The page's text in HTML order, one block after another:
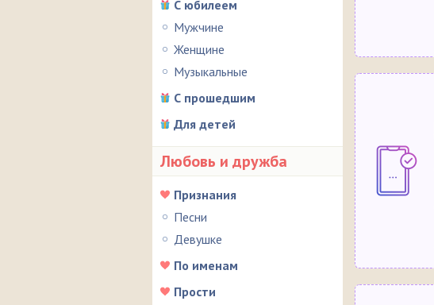
С юбилеем
Мужчине
Женщине
Музыкальные
С прошедшим
Для детей
Любовь и дружба
Признания
Песни
Девушке
По именам
Прости